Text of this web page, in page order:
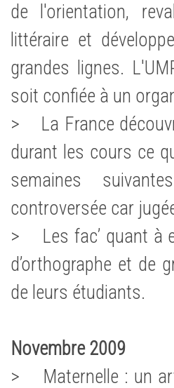
de l'orientation,
littéraire et
grandes lignes.
soit confiée à un
> La France
durant les cours ce
semaines
controversée car
> Les fac’ quant à
d’orthographe et de
de leurs étudiants.
Novembre 2009
> Maternelle : un